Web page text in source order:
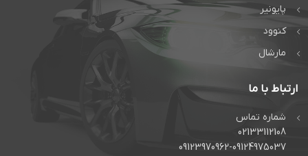
پایونیر
کنوود
مارشال
ارتباط با ما
شماره تماس
02133112108
09123970962-09124975037